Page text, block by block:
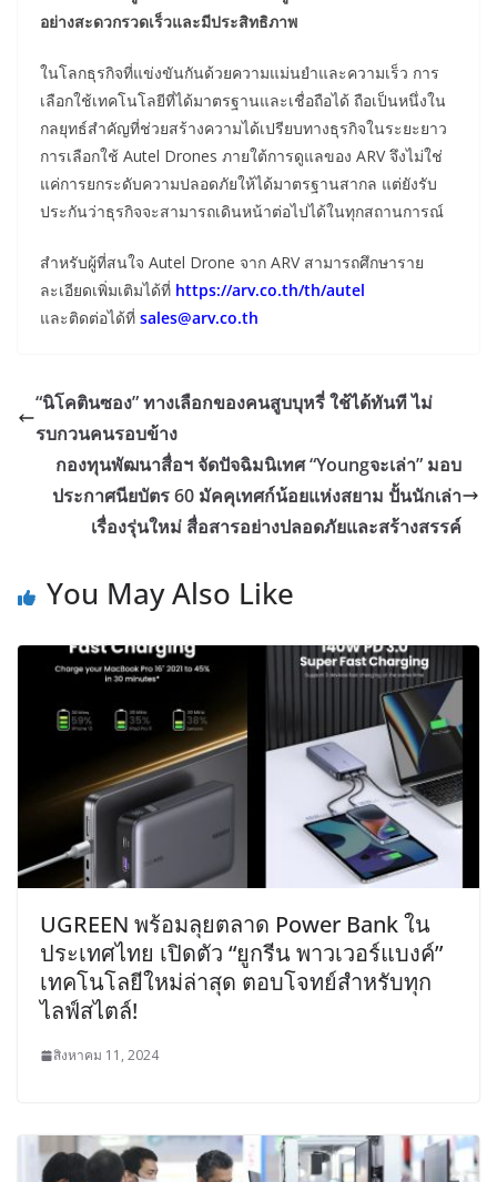
อย่างสะดวกรวดเร็วและมีประสิทธิภาพ
ในโลกธุรกิจที่แข่งขันกันด้วยความแม่นยำและความเร็ว การ
เลือกใช้เทคโนโลยีที่ได้มาตรฐานและเชื่อถือได้ ถือเป็นหนึ่งใน
กลยุทธ์สำคัญที่ช่วยสร้างความได้เปรียบทางธุรกิจในระยะยาว
การเลือกใช้ Autel Drones ภายใต้การดูแลของ ARV จึงไม่ใช่
แค่การยกระดับความปลอดภัยให้ได้มาตรฐานสากล แต่ยังรับ
ประกันว่าธุรกิจจะสามารถเดินหน้าต่อไปได้ในทุกสถานการณ์
สำหรับผู้ที่สนใจ Autel Drone จาก ARV สามารถศึกษาราย
ละเอียดเพิ่มเติมได้ที่ https://arv.co.th/th/autel
และติดต่อได้ที่ sales@arv.co.th
“นิโคตินซอง” ทางเลือกของคนสูบบุหรี่ ใช้ได้ทันที ไม่
รบกวนคนรอบข้าง
กองทุนพัฒนาสื่อฯ จัดปัจฉิมนิเทศ “Youngจะเล่า” มอบ
ประกาศนียบัตร 60 มัคคุเทศก์น้อยแห่งสยาม ปั้นนักเล่า
เรื่องรุ่นใหม่ สื่อสารอย่างปลอดภัยและสร้างสรรค์
You May Also Like
UGREEN พร้อมลุยตลาด Power Bank ใน
ประเทศไทย เปิดตัว “ยูกรีน พาวเวอร์แบงค์”
เทคโนโลยีใหม่ล่าสุด ตอบโจทย์สำหรับทุก
ไลฟ์สไตล์!
สิงหาคม 11, 2024